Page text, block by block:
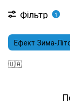
Фільтр 1
Ефект Зима-
🇺🇦